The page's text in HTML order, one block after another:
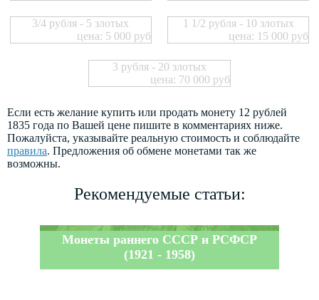
3/4 рубля - 5 злотых
цена: 5 000 руб
1 1/2 рубля - 10 злотых
цена: 15 000 руб
3 рубля - 20 злотых
цена: 70 000 руб
Если есть желание купить или продать монету 12 рублей
1835 года по Вашей цене пишите в комментариях ниже.
Пожалуйста, указывайте реальную стоимость и соблюдайте
правила. Предложения об обмене монетами так же
возможны.
Рекомендуемые статьи:
Монеты раннего СССР и РСФСР
(1921 - 1958)